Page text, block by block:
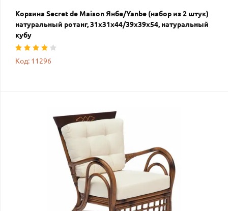
Корзина Secret de Maison Янбе/Yanbe (набор из 2 штук)
натуральный ротанг, 31х31х44/39х39х54, натуральный
кубу
Код: 11296